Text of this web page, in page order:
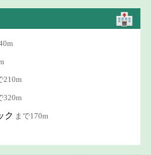
210m
320m
ク まで170m